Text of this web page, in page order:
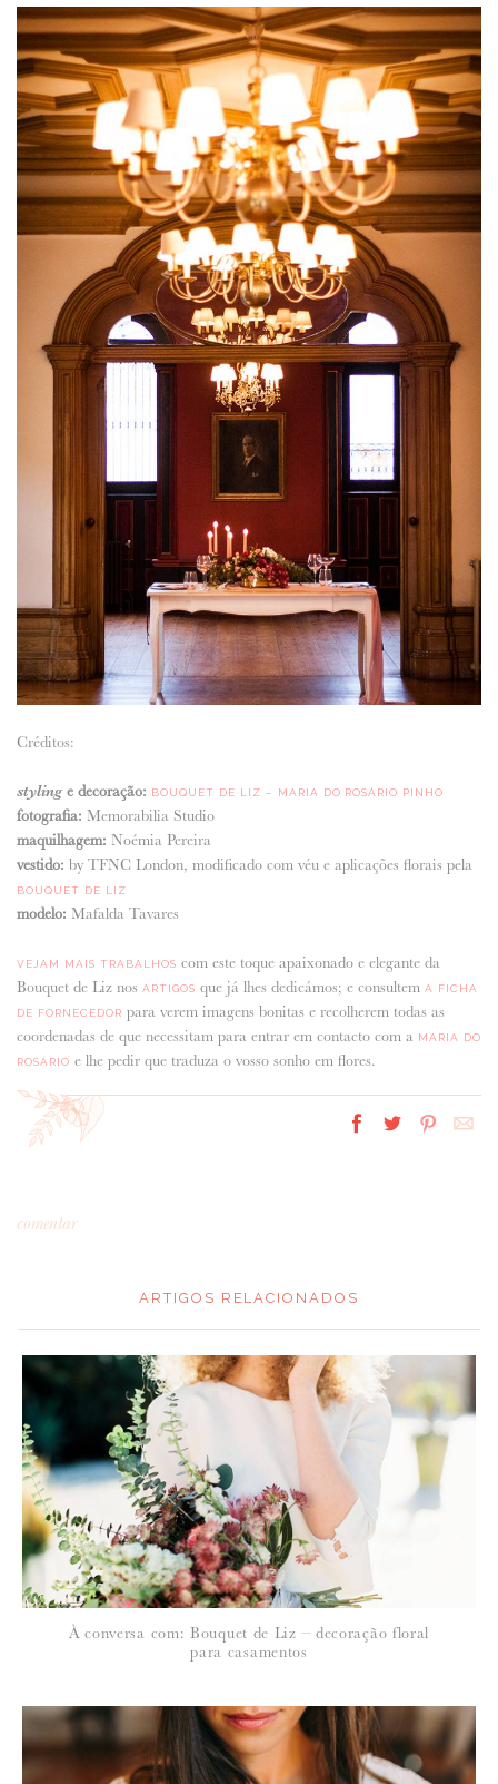
Créditos:
styling e decoração: BOUQUET DE LIZ – MARIA DO ROSÁRIO PINHO
fotografia: Memorabilia Studio
maquilhagem: Noémia Pereira
vestido: by TFNC London, modificado com véu e aplicações florais pela
BOUQUET DE LIZ
modelo: Mafalda Tavares
VEJAM MAIS TRABALHOS com este toque apaixonado e elegante da
Bouquet de Liz nos ARTIGOS que já lhes dedicámos; e consultem A FICHA
DE FORNECEDOR para verem imagens bonitas e recolherem todas as
coordenadas de que necessitam para entrar em contacto com a
MARIA DO
ROSÁRIO e lhe pedir que traduza o vosso sonho em flores.
comentar
NOME*:
ARTIGOS RELACIONADOS
À conversa com: Bouquet de Liz – decoração floral
para casamentos